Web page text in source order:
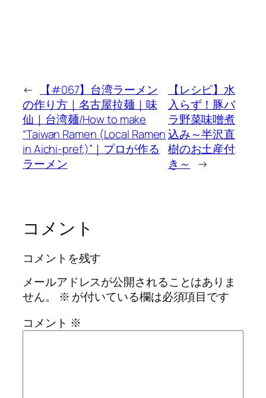
←
【#067】台湾ラーメン
の作り方｜名古屋拉麺｜味
仙｜台湾麺/How to make
“Taiwan Ramen (Local Ramen
in Aichi-pref.)”｜プロが作る
ラーメン
【レシピ】水
入らず！豚バ
ラ野菜味噌煮
込み～半沢直
樹のお土産付
き～
→
コメント
コメントを残す
メールアドレスが公開されることはありま
せん。
※ が付いている欄は必須項目です
コメント ※